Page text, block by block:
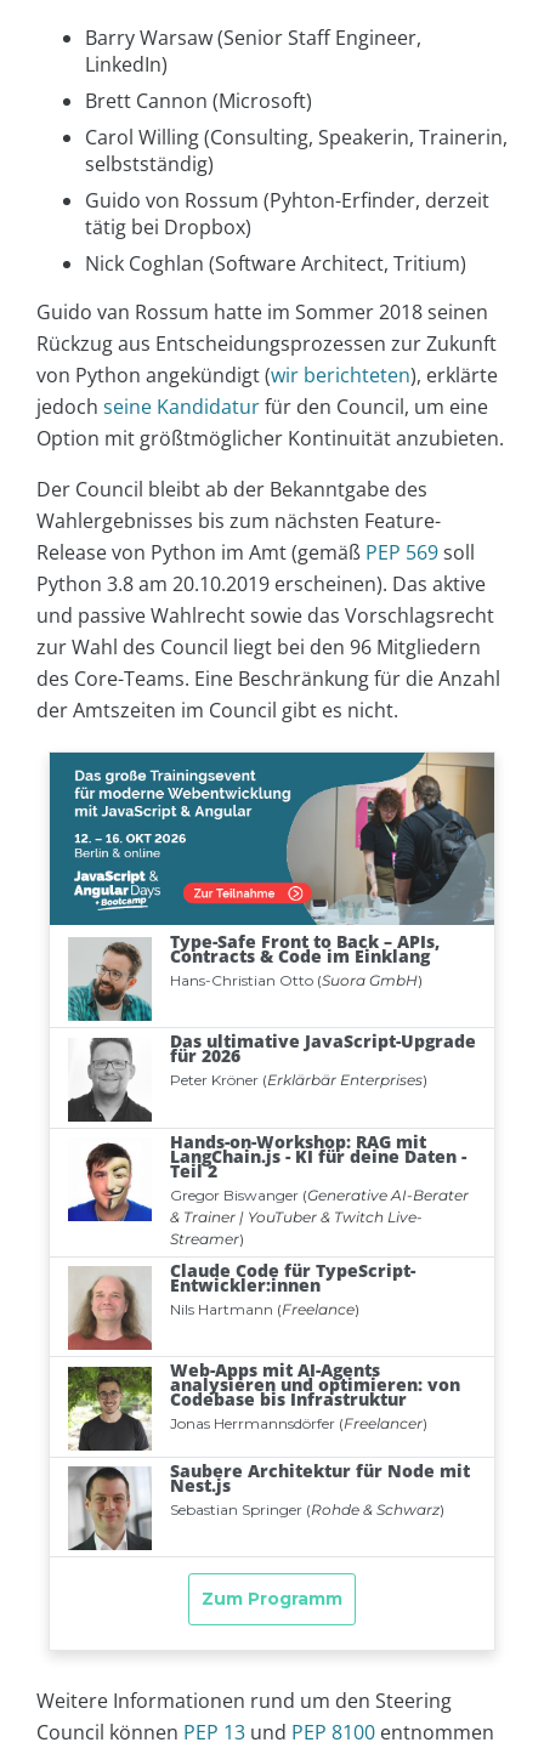
Barry Warsaw (Senior Staff Engineer,
LinkedIn)
Brett Cannon (Microsoft)
Carol Willing (Consulting, Speakerin, Trainerin,
selbstständig)
Guido von Rossum (Pyhton-Erfinder, derzeit
tätig bei Dropbox)
Nick Coghlan (Software Architect, Tritium)
Guido van Rossum hatte im Sommer 2018 seinen
Rückzug aus Entscheidungsprozessen zur Zukunft
von Python angekündigt (wir berichteten), erklärte
jedoch seine Kandidaturfür den Council, um eine
Option mit größtmöglicher Kontinuität anzubieten.
Der Council bleibt ab der Bekanntgabe des
Wahlergebnisses bis zum nächsten Feature-
Release von Python im Amt (gemäß PEP 569soll
Python 3.8 am 20.10.2019 erscheinen). Das aktive
und passive Wahlrecht sowie das Vorschlagsrecht
zur Wahl des Council liegt bei den 96 Mitgliedern
des Core-Teams. Eine Beschränkung für die Anzahl
der Amtszeiten im Council gibt es nicht.
Weitere Informationen rund um den Steering
Council können PEP 13 und PEP 8100 entnommen